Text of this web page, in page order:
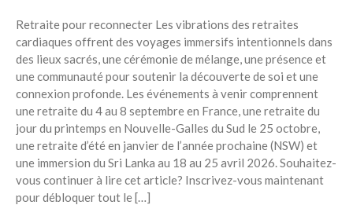
Retraite pour reconnecter Les vibrations des retraites
cardiaques offrent des voyages immersifs intentionnels dans
des lieux sacrés, une cérémonie de mélange, une présence et
une communauté pour soutenir la découverte de soi et une
connexion profonde. Les événements à venir comprennent
une retraite du 4 au 8 septembre en France, une retraite du
jour du printemps en Nouvelle-Galles du Sud le 25 octobre,
une retraite d’été en janvier de l’année prochaine (NSW) et
une immersion du Sri Lanka au 18 au 25 avril 2026. Souhaitez-
vous continuer à lire cet article? Inscrivez-vous maintenant
pour débloquer tout le […]